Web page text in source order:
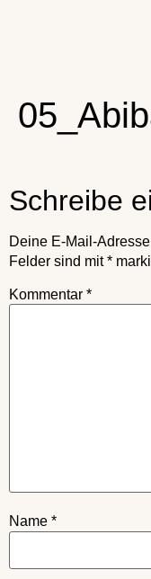
Schreibe
Deine E-Mail-
Felder sind mit*
Kommentar *
Name *